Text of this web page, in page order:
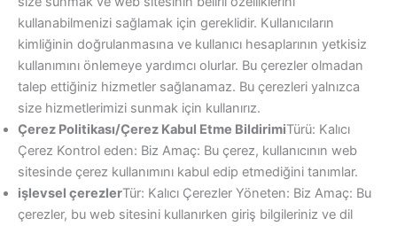
kullanabilmenizi sağlamak için gereklidir. Kullanıcıların
kimliğinin doğrulanmasına ve kullanıcı hesaplarının yetkisiz
kullanımını önlemeye yardımcı olurlar. Bu çerezler olmadan
talep ettiğiniz hizmetler sağlanamaz. Bu çerezleri yalnızca
size hizmetlerimizi sunmak için kullanırız.
Çerez Politikası/Çerez Kabul Etme BildirimiTürü: Kalıcı
Çerez Kontrol eden: Biz Amaç: Bu çerez, kullanıcının web
sitesinde çerez kullanımını kabul edip etmediğini tanımlar.
işlevsel çerezlerTür: Kalıcı Çerezler Yöneten: Biz Amaç: Bu
çerezler, bu web sitesini kullanırken giriş bilgileriniz ve dil